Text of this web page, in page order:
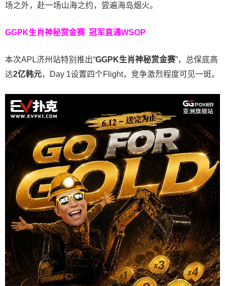
场之外，赴一场山海之约，尝遍海岛烟火。
GGPK生肖神秘赏金赛 冠军直通WSOP
本次APL济州站特别推出“GGPK生肖神秘赏金赛”，总保底高
达2亿韩元，Day 1设置四个Flight，竞争激烈程度可见一斑。